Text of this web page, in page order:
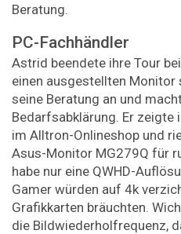
Beratung.
PC-Fachhändler
Astrid beendete ihre Tour
einen ausgestellten Monitor
seine Beratung an und
Bedarfsabklärung. Er zeigte
im Alltron-Onlineshop und
Asus-Monitor MG279Q für
habe nur eine QWHD-
Gamer würden auf 4k
Grafikkarten bräuchten.
die Bildwiederholfrequenz,